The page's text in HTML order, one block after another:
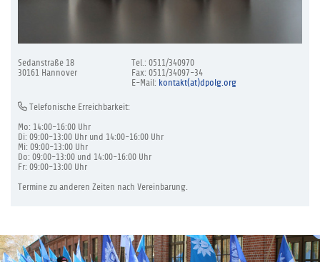
Sedanstraße 18
30161 Hannover
Tel.: 0511/340970
Fax: 0511/34097-34
E-Mail: kontakt(at)dpolg.org
Telefonische Erreichbarkeit:
Mo: 14:00-16:00 Uhr
Di: 09:00-13:00 Uhr und 14:00-16:00 Uhr
Mi: 09:00-13:00 Uhr
Do: 09:00-13:00 und 14:00-16:00 Uhr
Fr: 09:00-13:00 Uhr
Termine zu anderen Zeiten nach Vereinbarung.